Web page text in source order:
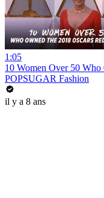
1:05
10 Women Over 50 Who
POPSUGAR Fashion
il y a 8 ans